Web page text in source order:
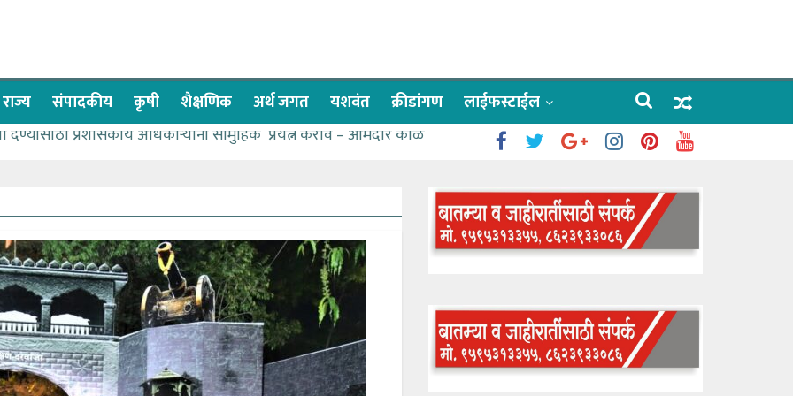
राज्य संपादकीय कृषी शैक्षणिक अर्थ जगत यशवंत क्रीडांगण लाईफस्टाईल
देण्यासाठी प्रशासकीय अधिकाऱ्यांनी सामुहिक प्रयत्न करावे – आमदार काळे
बळावर यश मिळवता येते – शिवप्रसाद पंडोरे
यांचा वाढदिवस विविध सामाजिक उपक्रमांनी साजरा